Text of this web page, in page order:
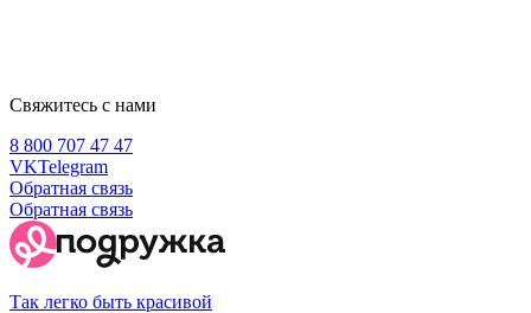
Свяжитесь с нами
8 800 707 47 47
VKTelegram
Обратная связь
Обратная связь
Так легко быть красивой